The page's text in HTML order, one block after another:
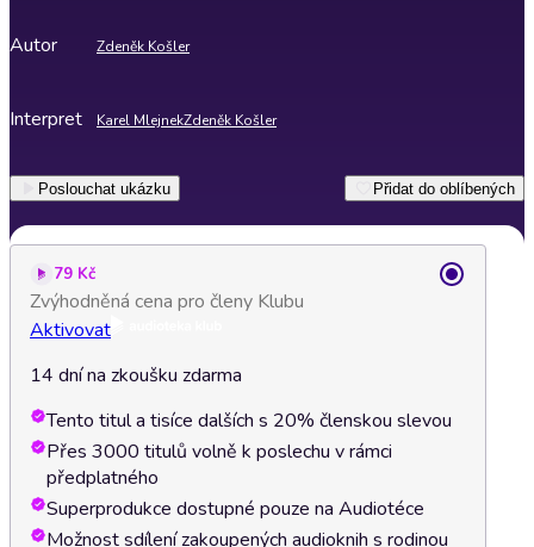
Autor Zdeněk Košler
Interpret Karel MlejnekZdeněk Košler
Poslouchat ukázku Přidat do oblíbených
79 Kč
Zvýhodněná cena pro členy Klubu
Aktivovat
14 dní na zkoušku zdarma
Tento titul a tisíce dalších s 20% členskou slevou
Přes 3000 titulů volně k poslechu v rámci
předplatného
Superprodukce dostupné pouze na Audiotéce
Možnost sdílení zakoupených audioknih s rodinou